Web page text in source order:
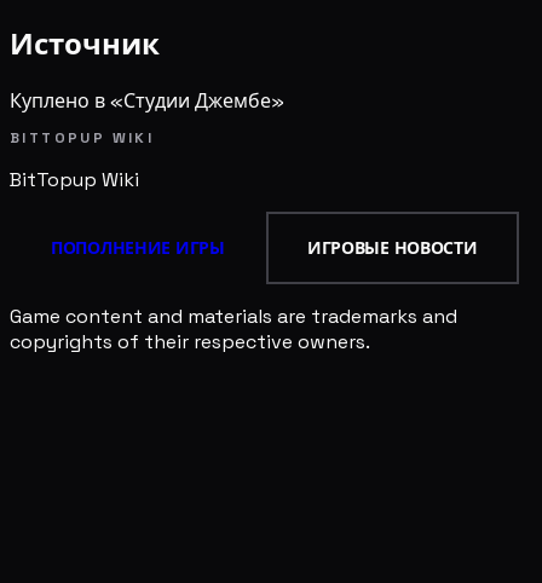
Источник
Куплено в «Студии Джембе»
BITTOPUP WIKI
BitTopup Wiki
ПОПОЛНЕНИЕ ИГРЫ ИГРОВЫЕ НОВОСТИ
Game content and materials are trademarks and
copyrights of their respective owners.